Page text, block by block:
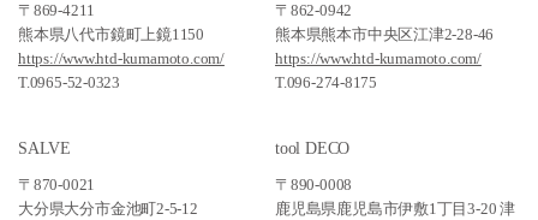
〒869-4211
熊本県八代市鏡町上鏡1150
https://www.htd-kumamoto.com/
T.0965-52-0323
〒862-0942
熊本県熊本市中央区江津2-28-46
https://www.htd-kumamoto.com/
T.096-274-8175
SALVE
〒870-0021
大分県大分市金池町2-5-12
tool DECO
〒890-0008
鹿児島県鹿児島市伊敷1丁目3-20 津